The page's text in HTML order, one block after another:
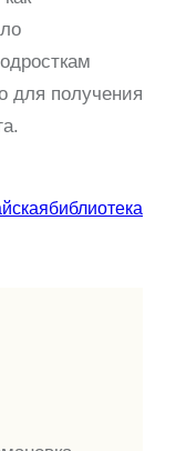
для получения